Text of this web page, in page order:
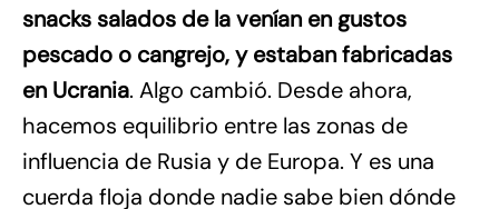
snacks salados de la venían en gustos
pescado o cangrejo, y estaban fabricadas
en Ucrania. Algo cambió. Desde ahora,
hacemos equilibrio entre las zonas de
influencia de Rusia y de Europa. Y es una
cuerda floja donde nadie sabe bien dónde